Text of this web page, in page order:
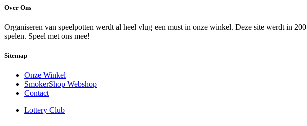
Over Ons
Organiseren van speelpotten werdt al heel vlug een must in onze winkel. Deze site werdt in
spelen. Speel met ons mee!
Sitemap
Onze Winkel
SmokerShop Webshop
Contact
Lottery Club